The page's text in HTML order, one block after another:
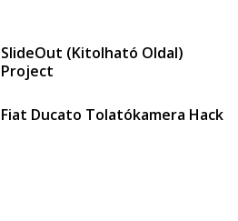
SlideOut (Kitolható Oldal)
Project
Fiat Ducato Tolatókamera Hack